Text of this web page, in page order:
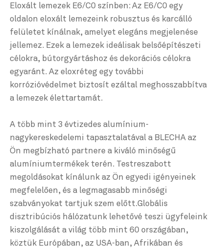
Eloxált lemezek E6/C0 színben: Az E6/C0 egy
oldalon eloxált lemezeink robusztus és karcálló
felületet kínálnak, amelyet elegáns megjelenése
jellemez. Ezek a lemezek ideálisak belsőépítészeti
célokra, bútorgyártáshoz és dekorációs célokra
egyaránt. Az eloxréteg egy további
korrózióvédelmet biztosít ezáltal meghosszabbítva
a lemezek élettartamát.
A több mint 3 évtizedes alumínium-
nagykereskedelemi tapasztalatával a BLECHA az
Ön megbízható partnere a kiváló minőségű
alumíniumtermékek terén. Testreszabott
megoldásokat kínálunk az Ön egyedi igényeinek
megfelelően, és a legmagasabb minőségi
szabványokat tartjuk szem előtt.Globális
disztribúciós hálózatunk lehetővé teszi ügyfeleink
kiszolgálását a világ több mint 60 országában,
köztük Európában, az USA-ban, Afrikában és